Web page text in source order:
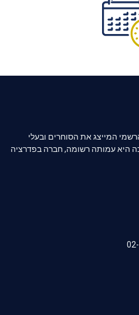
המייצג את הסוחרים ובעלי
היא עמותה רשומה, חברה בפדרציה